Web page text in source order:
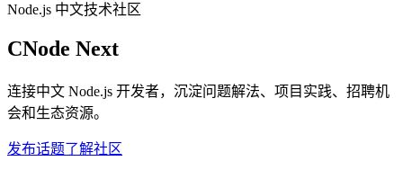
Node.js 中文技术社区
CNode Next
连接中文 Node.js 开发者，沉淀问题解法、项目实践、招聘机
会和生态资源。
发布话题了解社区